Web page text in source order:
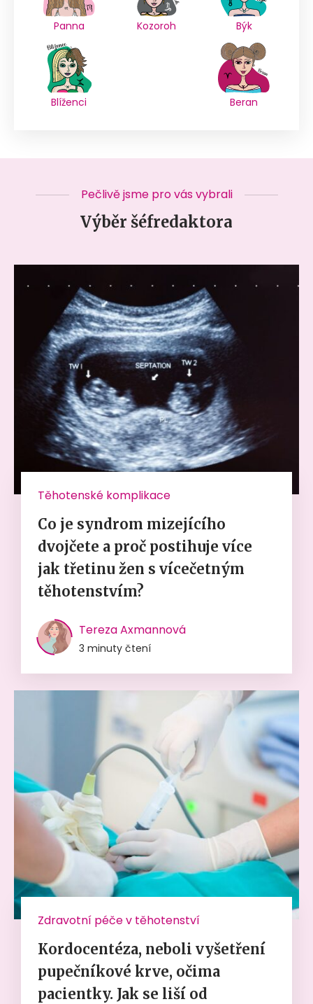
Panna Kozoroh Býk
Blíženci Beran
Pečlivě jsme pro vás vybrali
Výběr šéfredaktora
Těhotenské komplikace
Co je syndrom mizejícího
dvojčete a proč postihuje více
jak třetinu žen s vícečetným
těhotenstvím?
Tereza Axmannová
3 minuty čtení
Zdravotní péče v těhotenství
Kordocentéza, neboli vyšetření
pupečníkové krve, očima
pacientky. Jak se liší od